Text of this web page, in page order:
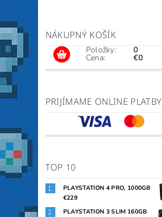
NÁKUPNÝ KOŠÍK
Položky:
Cena:
0
€0
PRIJÍMAME ONLINE PLATBY
TOP 10
PLAYSTATION 4 PRO, 1000GB
€229
PLAYSTATION 3 SLIM 160GB